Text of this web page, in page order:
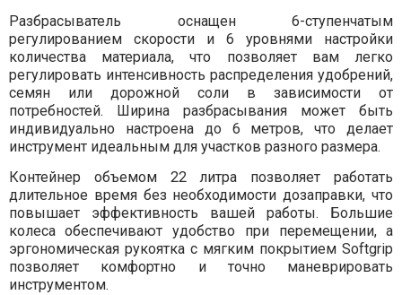
Разбрасыватель оснащен 6-ступенчатым
регулированием скорости и 6 уровнями настройки
количества материала, что позволяет вам легко
регулировать интенсивность распределения удобрений,
семян или дорожной соли в зависимости от
потребностей. Ширина разбрасывания может быть
индивидуально настроена до 6 метров, что делает
инструмент идеальным для участков разного размера.
Контейнер объемом 22 литра позволяет работать
длительное время без необходимости дозаправки, что
повышает эффективность вашей работы. Большие
колеса обеспечивают удобство при перемещении, а
эргономическая рукоятка с мягким покрытием Softgrip
позволяет комфортно и точно маневрировать
инструментом.